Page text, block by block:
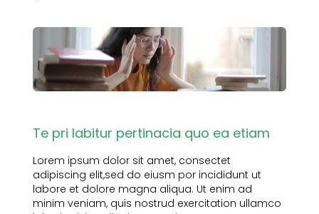
Te pri labitur pertinacia quo ea etiam
Lorem ipsum dolor sit amet, consectet
adipiscing elit,sed do eiusm por incididunt ut
labore et dolore magna aliqua. Ut enim ad
minim veniam, quis nostrud exercitation ullamco